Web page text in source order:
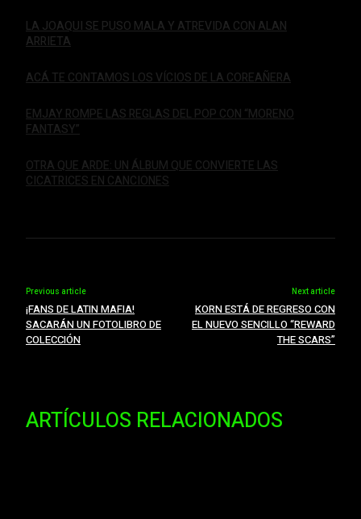
LA JOAQUI SE PUSO MALA Y ATREVIDA CON ALAN
ARRIETA
ACÁ TE CONTAMOS LOS VÍCIOS DE LA COREAÑERA
EMJAY ROMPE LAS REGLAS DEL POP CON “MORENO
FANTASY”
OTRA QUE ARDE: UN ÁLBUM QUE CONVIERTE LAS
CICATRICES EN CANCIONES
Previous article
¡FANS DE LATIN MAFIA!
SACARÁN UN FOTOLIBRO DE
COLECCIÓN
Next article
KORN ESTÁ DE REGRESO CON
EL NUEVO SENCILLO “REWARD
THE SCARS”
ARTÍCULOS RELACIONADOS